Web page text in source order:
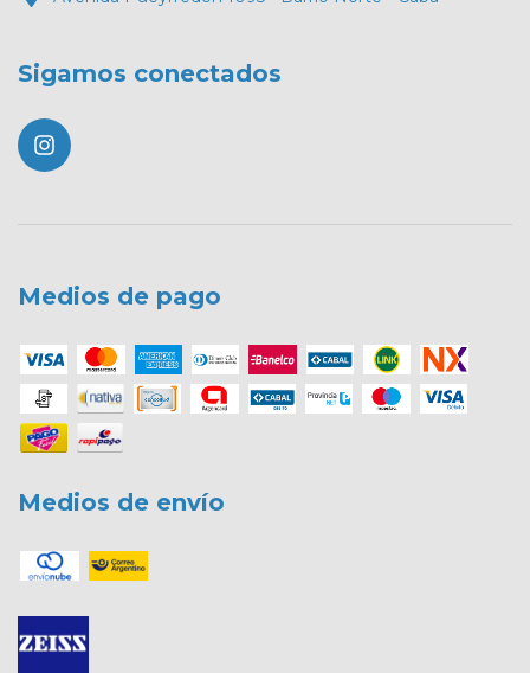
Sigamos conectados
Medios de pago
Medios de envío